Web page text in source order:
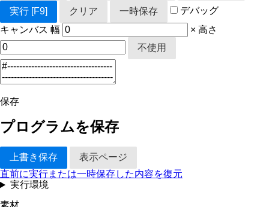
実行 [F9] クリア 一時保存
デバッグ
キャンバス 幅 × 高さ
不使用
保存
プログラムを保存
上書き保存
表示ページ
直前に実行または一時保存した内容を復元
実行環境